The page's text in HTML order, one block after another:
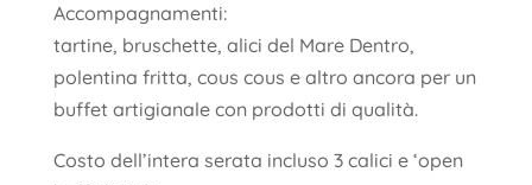
Accompagnamenti:
tartine, bruschette, alici del Mare Dentro,
polentina fritta, cous cous e altro ancora per un
buffet artigianale con prodotti di qualità.
Costo dell’intera serata incluso 3 calici e ‘open